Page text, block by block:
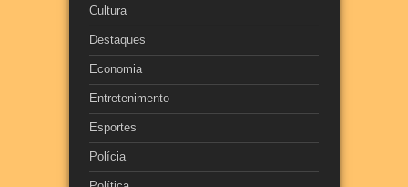
Cultura
Destaques
Economia
Entretenimento
Esportes
Polícia